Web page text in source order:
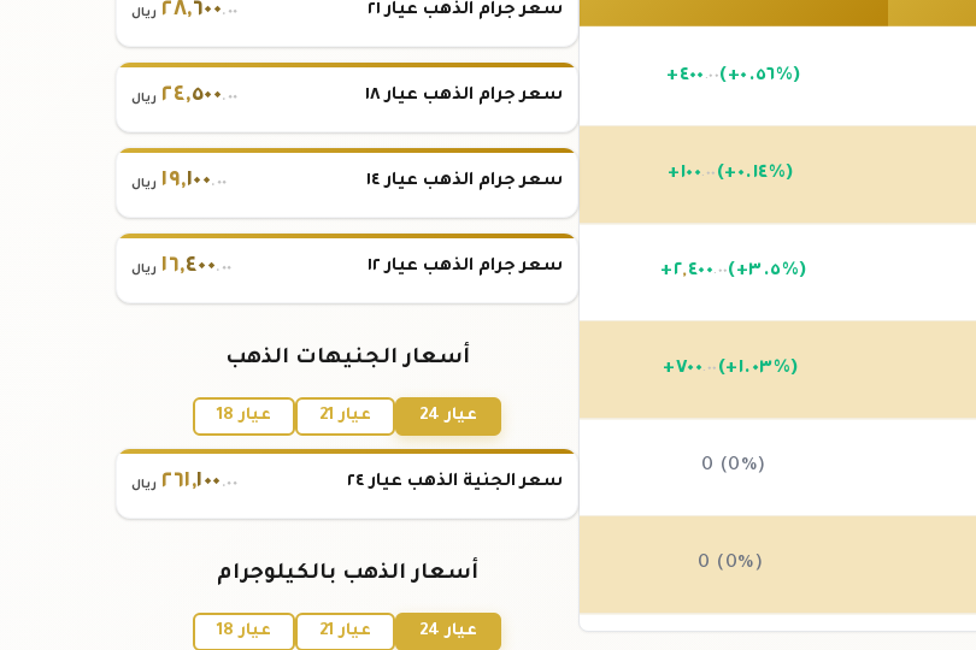
+٤٠٠ .٠٠ (+٠.٥٦%)
+١٠٠ .٠٠ (+٠.١٤%)
+٢,٤٠٠ .٠٠ (+٣.٥%)
+٧٠٠ .٠٠ (+١.٠٣%)
0 (0%)
0 (0%)
سعر جرام الذهب عيار ٢١ ٢٨,٦٠٠.٠٠ ريال
سعر جرام الذهب عيار ١٨ ٢٤,٥٠٠.٠٠ ريال
سعر جرام الذهب عيار ١٤ ١٩,١٠٠.٠٠ ريال
سعر جرام الذهب عيار ١٢ ١٦,٤٠٠.٠٠ ريال
أسعار الجنيهات الذهب
عيار 24 عيار 21 عيار 18
سعر الجنية الذهب عيار ٢٤ ٢٦١,١٠٠ .٠٠ ريال
أسعار الذهب بالكيلوجرام
عيار 24 عيار 21 عيار 18